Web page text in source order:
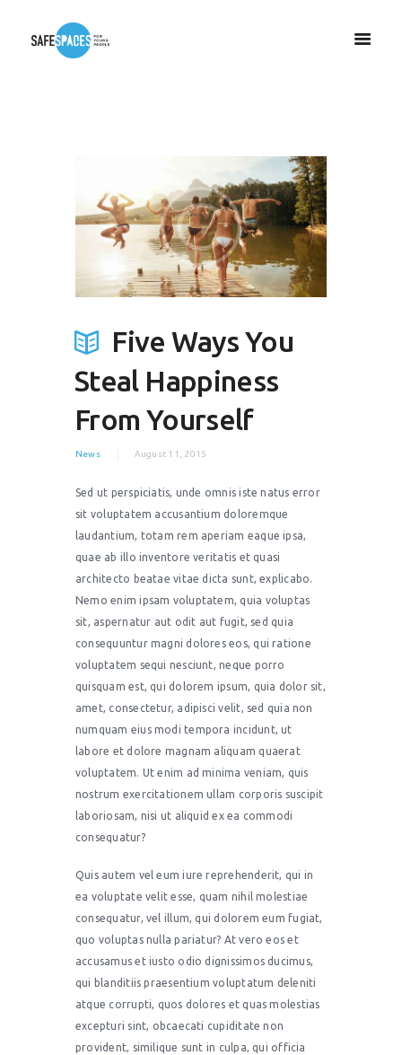
Five Ways You
Steal Happiness
From Yourself
News August 11, 2015
Sed ut perspiciatis, unde omnis iste natus error
sit voluptatem accusantium doloremque
laudantium, totam rem aperiam eaque ipsa,
quae ab illo inventore veritatis et quasi
architecto beatae vitae dicta sunt, explicabo.
Nemo enim ipsam voluptatem, quia voluptas
sit, aspernatur aut odit aut fugit, sed quia
consequuntur magni dolores eos, qui ratione
voluptatem sequi nesciunt, neque porro
quisquam est, qui dolorem ipsum, quia dolor sit,
amet, consectetur, adipisci velit, sed quia non
numquam eius modi tempora incidunt, ut
labore et dolore magnam aliquam quaerat
voluptatem. Ut enim ad minima veniam, quis
nostrum exercitationem ullam corporis suscipit
laboriosam, nisi ut aliquid ex ea commodi
consequatur?
Quis autem vel eum iure reprehenderit, qui in
ea voluptate velit esse, quam nihil molestiae
consequatur, vel illum, qui dolorem eum fugiat,
quo voluptas nulla pariatur? At vero eos et
accusamus et iusto odio dignissimos ducimus,
qui blanditiis praesentium voluptatum deleniti
atque corrupti, quos dolores et quas molestias
excepturi sint, obcaecati cupiditate non
provident, similique sunt in culpa, qui officia